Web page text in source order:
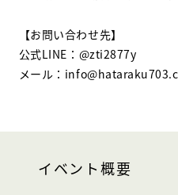
【お問い合わせ先】
公式LINE：@zti2877y
メール：
イベント概要